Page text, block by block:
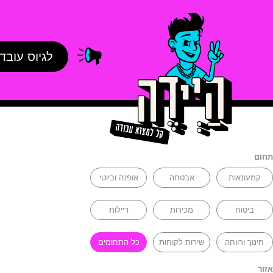
לגיוס
תחום
קמעונאות אבטחה אופנה וביוטי
ביטוח מכירות דיילות
חינוך ורווחה שירות לקוחות כל התחומים
אזור